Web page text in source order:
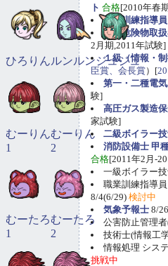
ト 合格[2010年春
職業訓練指導
甲種危険物取
2月期,2011年試験]
１級（情報・
臣賞、会長賞）[
第一・二種電
験]
高圧ガス製造
家試験]
二級ボイラー
消防設備士 甲
合格[2011年2月-
一級ボイラー
職業訓練指導
8/4(6/29) 検討中
気象予報士 8/
公害防止管理
技術士(情報工
情報処理 シス
挑戦中
ひろりんルンルンジュジュ
むーりん
1
むーりん
2
むーたろ
1
むーたろ
2